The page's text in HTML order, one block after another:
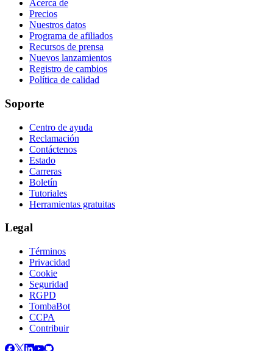
Acerca de
Precios
Nuestros datos
Programa de afiliados
Recursos de prensa
Nuevos lanzamientos
Registro de cambios
Política de calidad
Soporte
Centro de ayuda
Reclamación
Contáctenos
Estado
Carreras
Boletín
Tutoriales
Herramientas gratuitas
Legal
Términos
Privacidad
Cookie
Seguridad
RGPD
TombaBot
CCPA
Contribuir